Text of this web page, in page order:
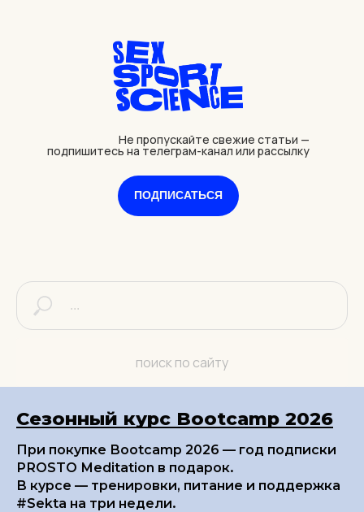
Не пропускайте свежие статьи —
подпишитесь на телеграм-канал или рассылку
ПОДПИСАТЬСЯ
поиск по сайту
Сезонный курс Bootcamp 2026
При покупке Bootcamp 2026 — год подписки
PROSTO Meditation в подарок.
В курсе — тренировки, питание и поддержка
#Sekta на три недели.